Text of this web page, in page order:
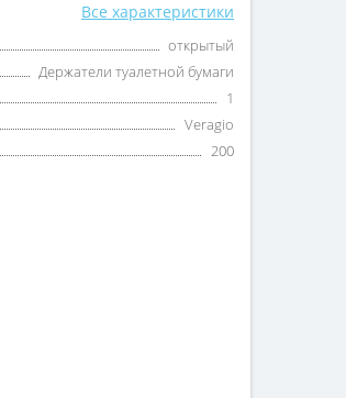
Все характеристики
открытый
Держатели туалетной бумаги
1
Veragio
200